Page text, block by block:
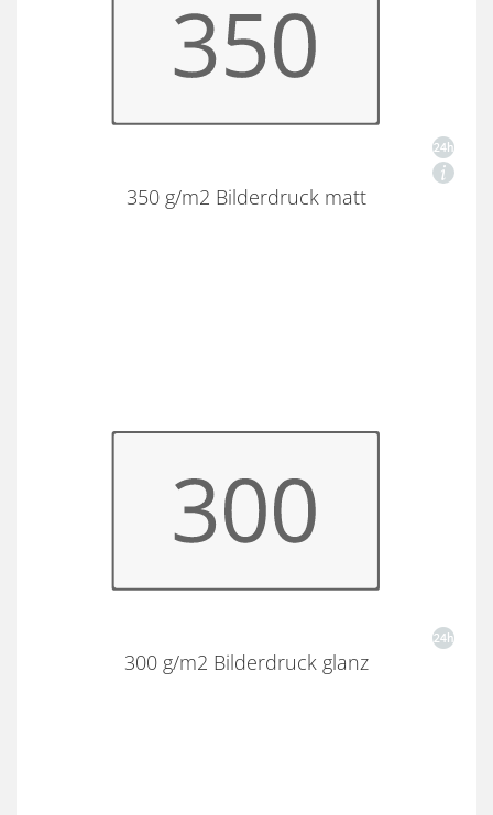
350 g/m2 Bilderdruck matt
300 g/m2 Bilderdruck glanz